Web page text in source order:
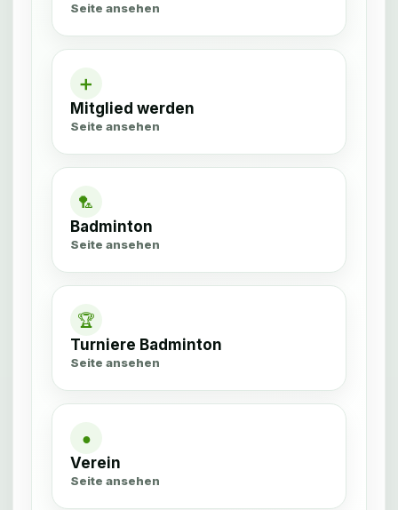
Seite ansehen
➕
Mitglied werden
Seite ansehen
🏸
Badminton
Seite ansehen
🏆
Turniere Badminton
Seite ansehen
●
Verein
Seite ansehen